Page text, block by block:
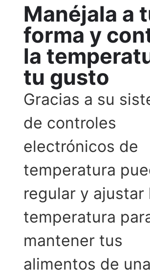
Manéjala a
forma y
la
tu gusto
Gracias a su
de controles
electrónicos de
temperatura
regular y ajustar
temperatura
mantener tus
alimentos de una